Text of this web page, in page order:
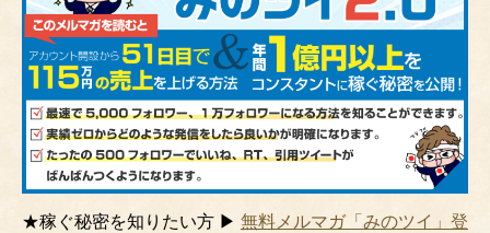
★稼ぐ秘密を知りたい方 ▶ 無料メルマガ「みのツイ」登